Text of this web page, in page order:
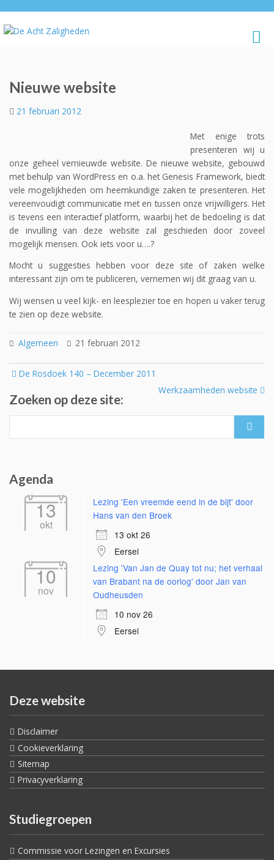
Nieuwe website
21 februari 2012
Met enige trots
presenteren wij u
onze geheel vernieuwde website. De nieuwe website, gebouwd
met behulp van WordPress en o.a. het Genesis Framework, biedt
vele mogelijkheden om heemkundige zaken te presenteren. Het
vereenvoudigt communicatie met en tussen onze vrijwilligers. Het
is tevens een interactief platform, waarbij het de bedoeling is dat
de invulling van deze website zal geschieden door zoveel
mogelijk mensen. Ook iets voor u….?
Mocht u suggesties hebben voor deze site of zaken welke
interessant zijn om te publiceren, vernemen wij dit graag van u.
Wij wensen u veel kijk- en leesplezier toe en hopen u vaker terug
te zien op deze website.
Algemeen 21 februari 2012
Post
De Rosdoek 140 – December 2011
Werkzaamheden website
Zoeken op deze site:
Agenda
13
okt
Lezing 'Een vreemde eend in de bijt' door
Hans van den Broek
13 okt 26
Eersel
10
nov
Lezing 'Van Jan de Quay tot nu; het verhaal
van Brabant na de oorlog' door Jan van
Oudheusden
10 nov 26
Eersel
Deze website
Disclaimer
Cookieverklaring
Sitemap
Privacyverklaring
Studiegroepen
Commissie voor Lezingen en Excursies